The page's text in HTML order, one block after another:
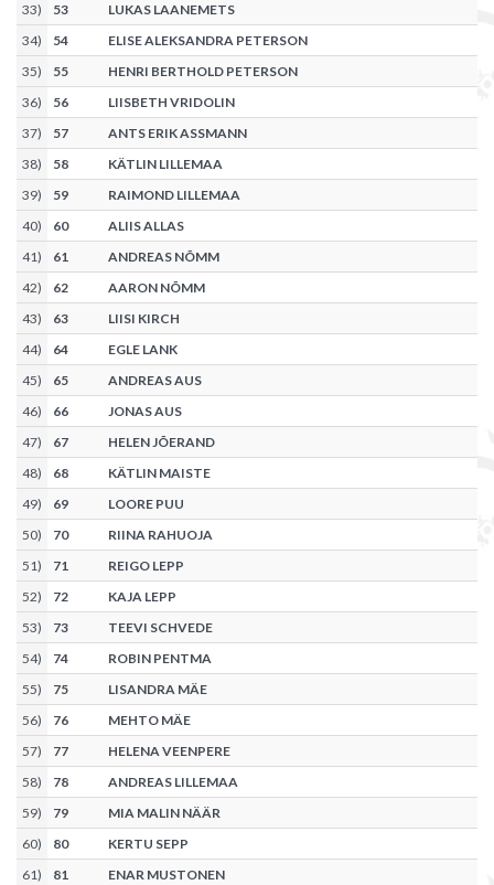
33) 53
LUKAS LAANEMETS
34) 54
ELISE ALEKSANDRA PETERSON
35) 55
HENRI BERTHOLD PETERSON
36) 56
LIISBETH VRIDOLIN
37) 57
ANTS ERIK ASSMANN
38) 58
KÄTLIN LILLEMAA
39) 59
RAIMOND LILLEMAA
40) 60
ALIIS ALLAS
41) 61
ANDREAS NÕMM
42) 62
AARON NÕMM
43) 63
LIISI KIRCH
44) 64
EGLE LANK
45) 65
ANDREAS AUS
46) 66
JONAS AUS
47) 67
HELEN JÕERAND
48) 68
KÄTLIN MAISTE
49) 69
LOORE PUU
50) 70
RIINA RAHUOJA
51) 71
REIGO LEPP
52) 72
KAJA LEPP
53) 73
TEEVI SCHVEDE
54) 74
ROBIN PENTMA
55) 75
LISANDRA MÄE
56) 76
MEHTO MÄE
57) 77
HELENA VEENPERE
58) 78
ANDREAS LILLEMAA
59) 79
MIA MALIN NÄÄR
60) 80
KERTU SEPP
61) 81
ENAR MUSTONEN